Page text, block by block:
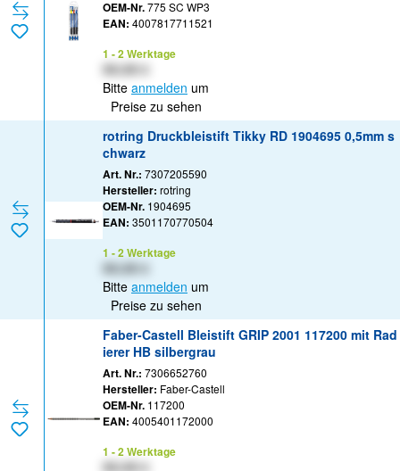
OEM-Nr.775 SC WP3
EAN: 4007817711521
1 - 2 Werktage
Bitte anmelden um
Preise zu sehen
rotring Druckbleistift Tikky RD 1904695 0,5mm s
chwarz
Art. Nr.: 7307205590
Hersteller: rotring
OEM-Nr. 1904695
EAN: 3501170770504
1 - 2 Werktage
Bitte anmelden um
Preise zu sehen
Faber-Castell Bleistift GRIP 2001 117200 mit Rad
ierer HB silbergrau
Art. Nr.: 7306652760
Hersteller: Faber-Castell
OEM-Nr. 117200
EAN: 4005401172000
1 - 2 Werktage